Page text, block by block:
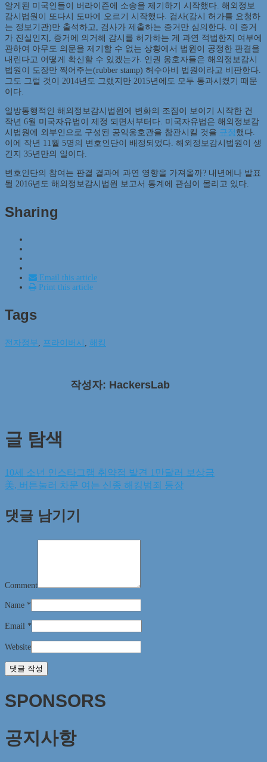
알게된 미국인들이 버라이즌에 소송을 제기하기 시작했다. 해외정보
감시법원이 또다시 도마에 오르기 시작했다. 검사(감시 허가를 요청하
는 정보기관)만 출석하고, 검사가 제출하는 증거만 심의한다. 이 증거
가 진실인지, 증거에 의거해 감시를 허가하는 게 과연 적법한지 여부에
관하여 아무도 의문을 제기할 수 없는 상황에서 법원이 공정한 판결을
내린다고 어떻게 확신할 수 있겠는가. 인권 옹호자들은 해외정보감시
법원이 도장만 찍어주는(rubber stamp) 허수아비 법원이라고 비판한다.
그도 그럴 것이 2014년도 그랬지만 2015년에도 모두 통과시켰기 때문
이다.
일방통행적인 해외정보감시법원에 변화의 조짐이 보이기 시작한 건
작년 6월 미국자유법이 제정 되면서부터다. 미국자유법은 해외정보감
시법원에 외부인으로 구성된 공익옹호관을 참관시킬 것을 규정 했다.
이에 작년 11월 5명의 변호인단이 배정되었다. 해외정보감시법원이 생
긴지 35년만의 일이다.
변호인단의 참여는 판결 결과에 과연 영향을 가져올까? 내년에나 발표
될 2016년도 해외정보감시법원 보고서 통계에 관심이 몰리고 있다.
Sharing
Email this article
Print this article
Tags
전자정부 프라이버시 해킹
작성자: HackersLab
글 탐색
10세 소년 인스타그램 취약점 발견 1만달러 보상금
美, 버튼눌러 차문 여는 신종 해킹범죄 등장
댓글 남기기
Comment
Name *
Email *
Website
SPONSORS
공지사항